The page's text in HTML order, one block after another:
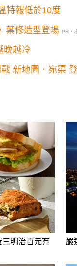
特報低於10度
葉修造型登場 PR・
晚越冷
《永劫無間》五周年盛大開戰 新地圖．宛
明治百元有
嚴